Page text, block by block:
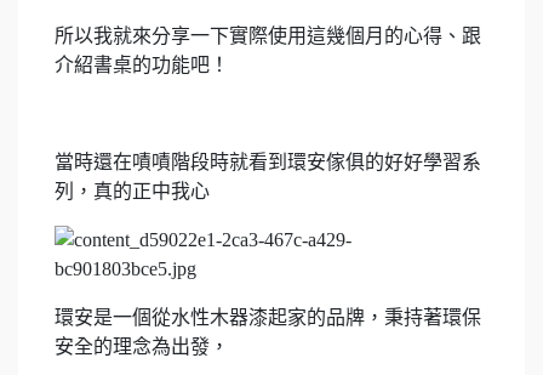
所以我就來分享一下實際使用這幾個月的心得、跟
介紹書桌的功能吧！
當時還在嘖嘖階段時就看到環安傢俱的好好學習系
列，真的正中我心
環安是一個從水性木器漆起家的品牌，秉持著環保
安全的理念為出發，